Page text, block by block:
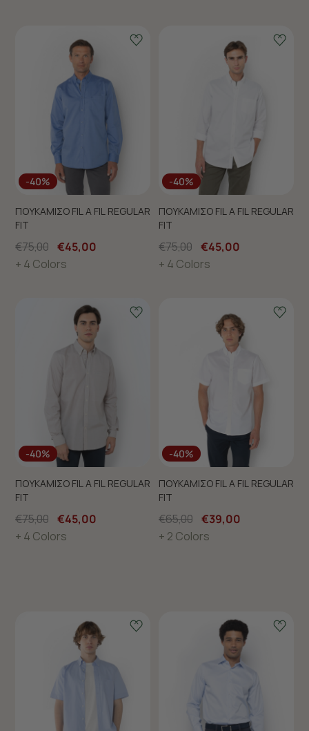
-40%
ΠΟΥΚΑΜΙΣΟ FIL A FIL REGULAR
FIT
€75,00 €45,00
+ 4 Colors
-40%
ΠΟΥΚΑΜΙΣΟ FIL A FIL REGULAR
FIT
€75,00 €45,00
+ 4 Colors
-40%
ΠΟΥΚΑΜΙΣΟ FIL A FIL REGULAR
FIT
€75,00 €45,00
+ 4 Colors
-40%
ΠΟΥΚΑΜΙΣΟ FIL A FIL REGULAR
FIT
€65,00 €39,00
+ 2 Colors
GIFT IDEAS
Thoughtful gifts, timeless style!
Δείτε περισσότερα
GIFT IDEAS
Thoughtful gifts, timeless style!
Δείτε περισσότερα